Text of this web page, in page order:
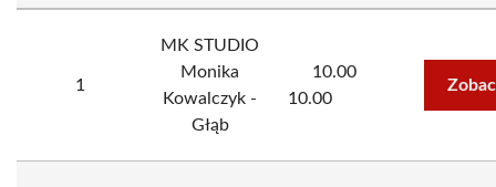
1
MK STUDIO
Monika
Kowalczyk -
Głąb
10.00
10.00